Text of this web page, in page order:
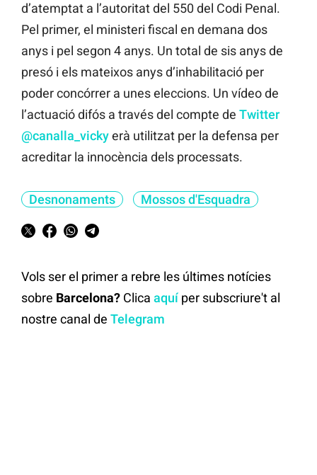
d’atemptat a l’autoritat del 550 del Codi Penal.
Pel primer, el ministeri fiscal en demana dos
anys i pel segon 4 anys. Un total de sis anys de
presó i els mateixos anys d’inhabilitació per
poder concórrer a unes eleccions. Un vídeo de
l’actuació difós a través del compte de Twitter
@canalla_vickyerà utilitzat per la defensa per
acreditar la innocència dels processats.
Desnonaments Mossos d'Esquadra
Vols ser el primer a rebre les últimes notícies
sobre Barcelona? Clica aquíper subscriure't al
nostre canal de Telegram